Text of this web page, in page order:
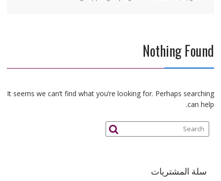
Nothing Found
It seems we can’t find what you’re looking for. Perhaps searching
can help.
سلة المشتريات